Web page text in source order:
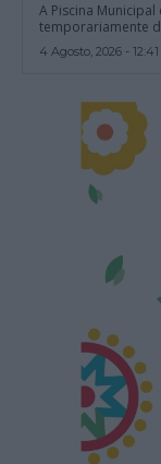
A Piscina
temporariamente
4 Agosto, 2026 - 12:41